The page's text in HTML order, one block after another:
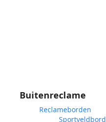
Buitenreclame
Reclameborden
Sportveldbord